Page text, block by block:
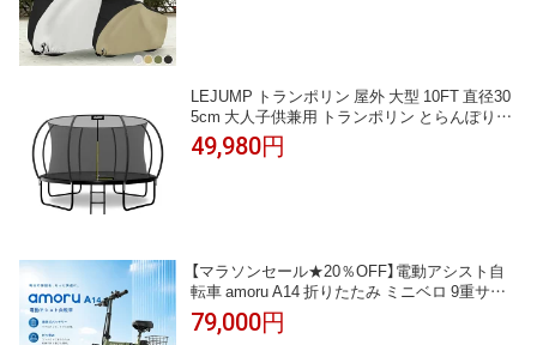
LEJUMP トランポリン 屋外 大型 10FT 直径30
5cm 大人子供兼用 トランポリン とらんぽりん
安全保護ネット付き 耐荷重120kg はしご付き
ダイエット エクササイズ トレーニング
49,980円
【マラソンセール★20％OFF】電動アシスト自
転車 amoru A14 折りたたみ ミニベロ 9重サス
ペンション 14インチ【最大100km走行】 47.45V
350Wモーター 取り外し可能 10.4Ah バッテリ
79,000円